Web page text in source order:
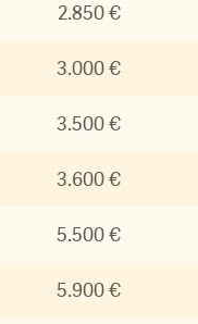
2.850 €
3.000 €
3.500 €
3.600 €
5.500 €
5.900 €